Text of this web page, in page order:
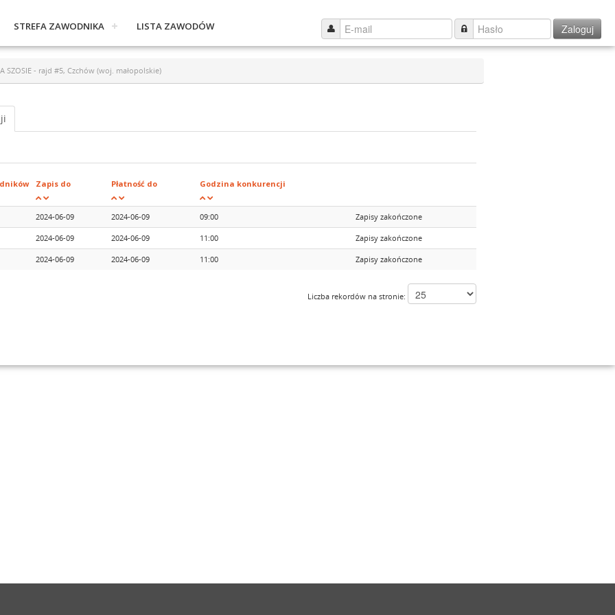
Zaloguj
STREFA ZAWODNIKA LISTA ZAWODÓW
SZOSIE - rajd #5, Czchów (woj. małopolskie)
Zapis do Płatność do Godzina konkurencji
2024-06-09 2024-06-09 09:00 Zapisy zakończone
2024-06-09 2024-06-09 11:00 Zapisy zakończone
2024-06-09 2024-06-09 11:00 Zapisy zakończone
Liczba rekordów na stronie: